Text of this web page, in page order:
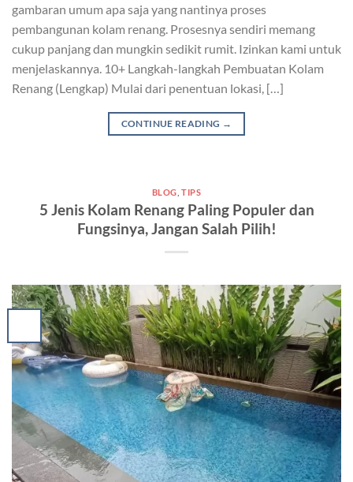
gambaran umum apa saja yang nantinya proses
pembangunan kolam renang. Prosesnya sendiri memang
cukup panjang dan mungkin sedikit rumit. Izinkan kami untuk
menjelaskannya. 10+ Langkah-langkah Pembuatan Kolam
Renang (Lengkap) Mulai dari penentuan lokasi, […]
CONTINUE READING →
BLOG ,TIPS
5 Jenis Kolam Renang Paling Populer dan
Fungsinya, Jangan Salah Pilih!